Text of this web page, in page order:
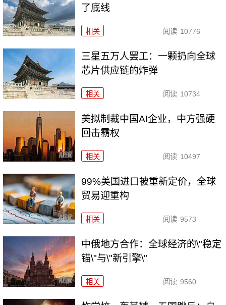
了底线
相关 阅读 10776
三星五万人罢工：一颗扔向全球
芯片供应链的炸弹
相关 阅读 10734
美拟制裁中国AI企业，中方强硬
回击霸权
相关 阅读 10497
99%美国进口被重新定价，全球
贸易迎重构
相关 阅读 9573
中俄地方合作：全球经济的\"稳定
锚\"与\"新引擎\"
相关 阅读 9560